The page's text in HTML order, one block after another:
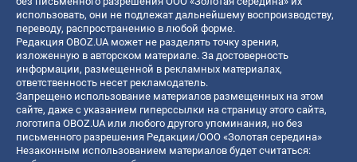
использовать, они не подлежат дальнейшему воспроизводству,
переводу, распространению в любой форме.
Редакция OBOZ.UA может не разделять точку зрения,
изложенную в авторском материале. За достоверность
информации, размещенной в рекламных материалах,
ответственность несет рекламодатель.
Запрещено использование материалов размещенных на этом
сайте, даже с указанием гиперссылки на страницу этого сайта,
логотипа OBOZ.UA или любого другого упоминания, но без
письменного разрешения Редакции/ООО «Золотая середина»
Незаконным использованием материалов будет считаться: